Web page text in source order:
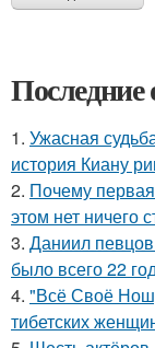
Последние
1. Ужасная
история Киану
2. Почему
этом нет ничего
3. Даниил
было всего 22
4. "Всё Своё
тибетских